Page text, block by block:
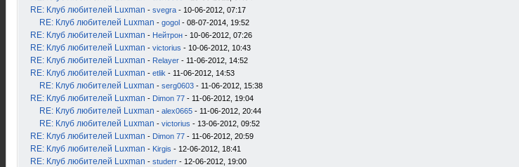
RE: Клуб любителей Luxman - svegra - 10-06-2012, 07:17
RE: Клуб любителей Luxman - gogol - 08-07-2014, 19:52
RE: Клуб любителей Luxman - Нейтрон - 10-06-2012, 07:26
RE: Клуб любителей Luxman - victorius - 10-06-2012, 10:43
RE: Клуб любителей Luxman - Relayer - 11-06-2012, 14:52
RE: Клуб любителей Luxman - etlik - 11-06-2012, 14:53
RE: Клуб любителей Luxman - serg0603 - 11-06-2012, 15:38
RE: Клуб любителей Luxman - Dimon 77 - 11-06-2012, 19:04
RE: Клуб любителей Luxman - alex0665 - 11-06-2012, 20:44
RE: Клуб любителей Luxman - victorius - 13-06-2012, 09:52
RE: Клуб любителей Luxman - Dimon 77 - 11-06-2012, 20:59
RE: Клуб любителей Luxman - Kirgis - 12-06-2012, 18:41
RE: Клуб любителей Luxman - studerr - 12-06-2012, 19:00